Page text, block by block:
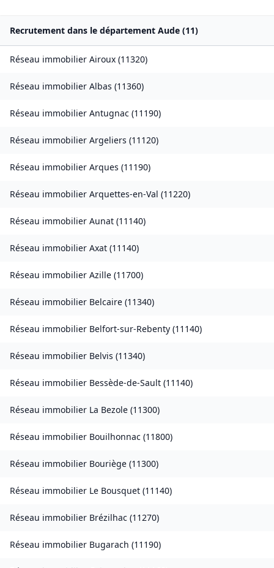
Recrutement dans le département Aude (11)
Réseau immobilier Airoux (11320)
Réseau immobilier Albas (11360)
Réseau immobilier Antugnac (11190)
Réseau immobilier Argeliers (11120)
Réseau immobilier Arques (11190)
Réseau immobilier Arquettes-en-Val (11220)
Réseau immobilier Aunat (11140)
Réseau immobilier Axat (11140)
Réseau immobilier Azille (11700)
Réseau immobilier Belcaire (11340)
Réseau immobilier Belfort-sur-Rebenty (11140)
Réseau immobilier Belvis (11340)
Réseau immobilier Bessède-de-Sault (11140)
Réseau immobilier La Bezole (11300)
Réseau immobilier Bouilhonnac (11800)
Réseau immobilier Bouriège (11300)
Réseau immobilier Le Bousquet (11140)
Réseau immobilier Brézilhac (11270)
Réseau immobilier Bugarach (11190)